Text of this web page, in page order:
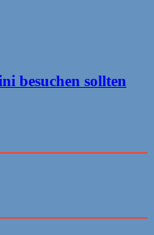
besuchen sollten